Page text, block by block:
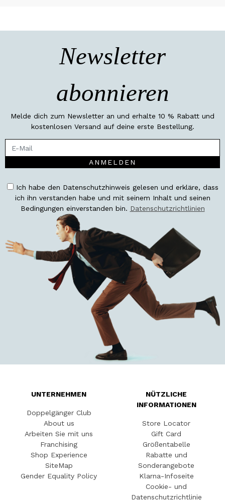
Newsletter
abonnieren
Melde dich zum Newsletter an und erhalte 10 % Rabatt und
kostenlosen Versand auf deine erste Bestellung.
ANMELDEN
Ich habe den Datenschutzhinweis gelesen und erkläre, dass
ich ihn verstanden habe und mit seinem Inhalt und seinen
Bedingungen einverstanden bin. Datenschutzrichtlinien
UNTERNEHMEN
Doppelgänger Club
About us
Arbeiten Sie mit uns
Franchising
Shop Experience
SiteMap
Gender Equality Policy
NÜTZLICHE
INFORMATIONEN
Store Locator
Gift Card
Größentabelle
Rabatte und
Sonderangebote
Klarna-Infoseite
Cookie- und
Datenschutzrichtlinie